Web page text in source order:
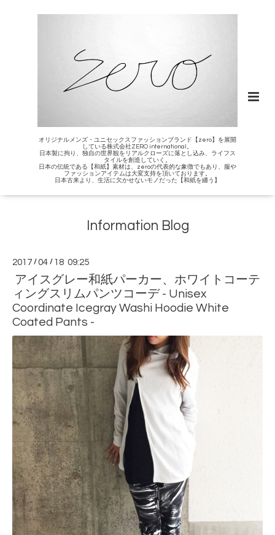
オリジナルメンズ・ユニセックスファッションブランド【zero】を展開
している株式会社ZERO international。
日本製に拘り、独自の世界観をリアルクローズに落とし込み、ライフス
タイルを創造していく。
日本の伝統である【和紙】素材は、zeroの代表的な象徴でもあり、服や
ファッションアイテムは大変支持を頂いております。
日本古来より、生活に欠かせないモノだった【和紙を纏う】
Information Blog
2017 /04 / 18 09:25
アイスグレー和紙パーカー、ホワイトコーテ
ィングスリムパンツコーデ - Unisex
Coordinate Icegray Washi Hoodie White
Coated Pants -